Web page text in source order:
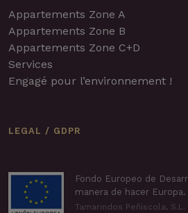
Appartements Zone A
Appartements Zone B
Appartements Zone C+D
Services
Engagé pour l’environnement !
LEGAL / GDPR
Fondo Europeo de
manera de hacer Europa.
Tamarindos Peñíscola,